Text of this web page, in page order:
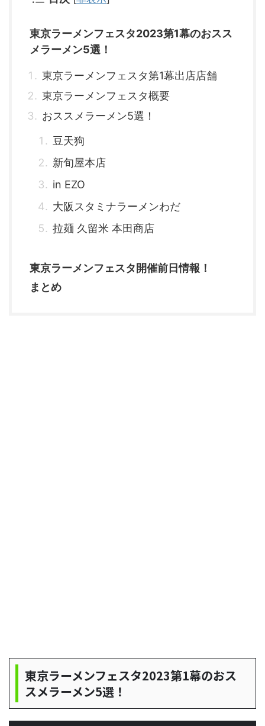
東京ラーメンフェスタ2023第1幕のおスス
メラーメン5選！
東京ラーメンフェスタ第1幕出店店舗
東京ラーメンフェスタ概要
おススメラーメン5選！
豆天狗
新旬屋本店
in EZO
大阪スタミナラーメンわだ
拉麺 久留米 本田商店
東京ラーメンフェスタ開催前日情報！
まとめ
東京ラーメンフェスタ2023第1幕のおス
スメラーメン5選！